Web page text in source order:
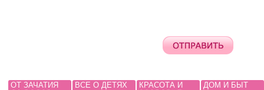
ОТ ЗАЧАТИЯ
ВСЕ О ДЕТЯХ
КРАСОТА И
ДОМ И БЫТ